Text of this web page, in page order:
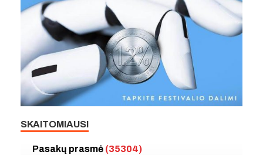
SKAITOMIAUSI
Pasakų prasmė (35304)